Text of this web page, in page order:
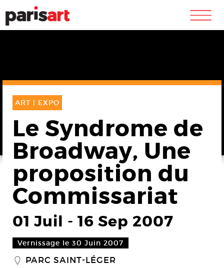
m
ART | EXPO
Le Syndrome de
Broadway, Une
proposition du
Commissariat
01 Juil - 16 Sep 2007
Vernissage le 30 Juin 2007
_ PARC SAINT-LÉGER